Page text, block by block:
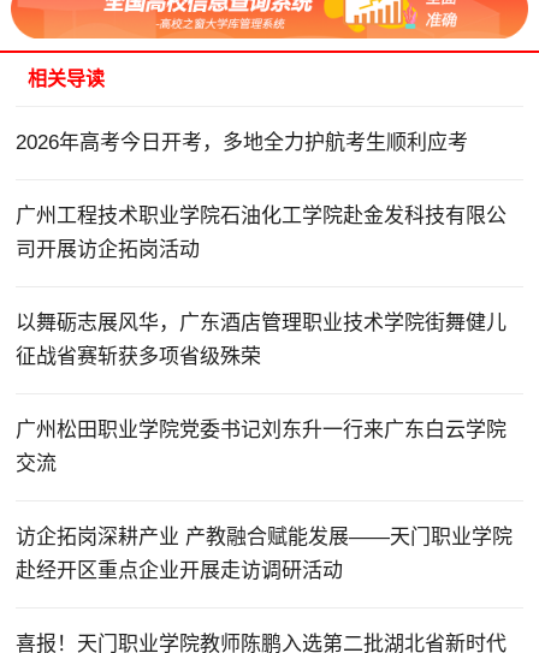
相关导读
2026年高考今日开考，多地全力护航考生顺利应考
广州工程技术职业学院石油化工学院赴金发科技有限公
司开展访企拓岗活动
以舞砺志展风华，广东酒店管理职业技术学院街舞健儿
征战省赛斩获多项省级殊荣
广州松田职业学院党委书记刘东升一行来广东白云学院
交流
访企拓岗深耕产业 产教融合赋能发展——天门职业学院
赴经开区重点企业开展走访调研活动
喜报！天门职业学院教师陈鹏入选第二批湖北省新时代